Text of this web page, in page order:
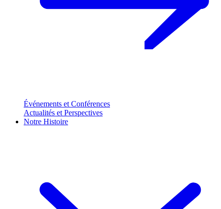
Événements et Conférences
Actualités et Perspectives
Notre Histoire